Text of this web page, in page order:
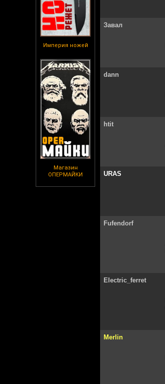
Империя ножей
Магазин
ОПЕРМАЙКИ
Завал
dann
htit
URAS
Fufendorf
Electric_ferret
Merlin